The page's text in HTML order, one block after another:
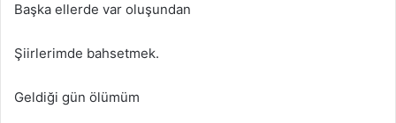
Başka ellerde var oluşundan
Şiirlerimde bahsetmek.
Geldiği gün ölümüm